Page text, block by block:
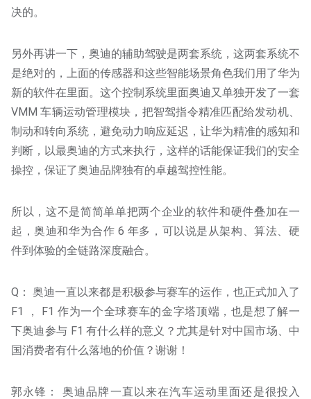
决的。
另外再讲一下，奥迪的辅助驾驶是两套系统，这两套系统不
是绝对的，上面的传感器和这些智能场景角色我们用了华为
新的软件在里面。这个控制系统里面奥迪又单独开发了一套
VMM 车辆运动管理模块，把智驾指令精准匹配给发动机、
制动和转向系统，避免动力响应延迟，让华为精准的感知和
判断，以最奥迪的方式来执行，这样的话能保证我们的安全
操控，保证了奥迪品牌独有的卓越驾控性能。
所以，这不是简简单单把两个企业的软件和硬件叠加在一
起，奥迪和华为合作 6 年多，可以说是从架构、算法、硬
件到体验的全链路深度融合。
Q： 奥迪一直以来都是积极参与赛车的运作，也正式加入了
F1 ， F1 作为一个全球赛车的金字塔顶端，也是想了解一
下奥迪参与 F1 有什么样的意义？尤其是针对中国市场、中
国消费者有什么落地的价值？谢谢！
郭永锋： 奥迪品牌一直以来在汽车运动里面还是很投入